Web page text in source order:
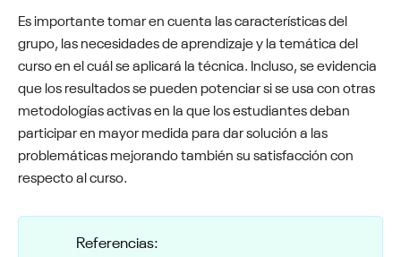
Es importante tomar en cuenta las características del
grupo, las necesidades de aprendizaje y la temática del
curso en el cuál se aplicará la técnica. Incluso, se evidencia
que los resultados se pueden potenciar si se usa con otras
metodologías activas en la que los estudiantes deban
participar en mayor medida para dar solución a las
problemáticas mejorando también su satisfacción con
respecto al curso.
Referencias: